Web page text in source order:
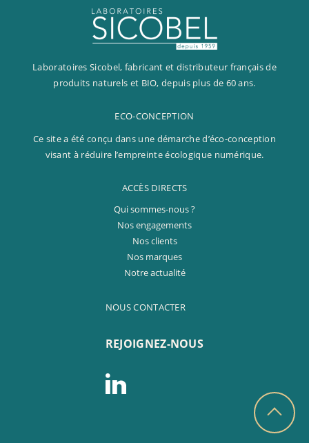
Laboratoires Sicobel, fabricant et distributeur français de
produits naturels et BIO, depuis plus de 60 ans.
ECO-CONCEPTION
Ce site a été conçu dans une démarche d’éco-conception
visant à réduire l’empreinte écologique numérique.
ACCÈS DIRECTS
Qui sommes-nous ?
Nos engagements
Nos clients
Nos marques
Notre actualité
NOUS CONTACTER
REJOIGNEZ-NOUS